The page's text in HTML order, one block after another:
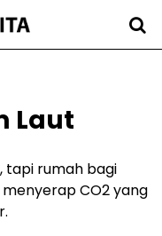
Laut
tapi rumah bagi
CO2 yang